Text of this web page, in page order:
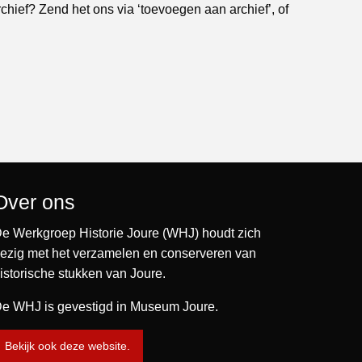
Zend het ons via ‘toevoegen aan archief’, of
ons
Werkgroep Historie Joure (WHJ) houdt zich
met het verzamelen en conserveren van
stukken van Joure.
WHJ is gevestigd in Museum Joure.
Bekijk ook deze website.